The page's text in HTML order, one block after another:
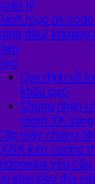
lý
mục hs
dầu/
Quy định về
khẩu gạo
Chứng nhận
thơm XK
giấy chứng
kim cương
Indonesia yêu
khai báo đối